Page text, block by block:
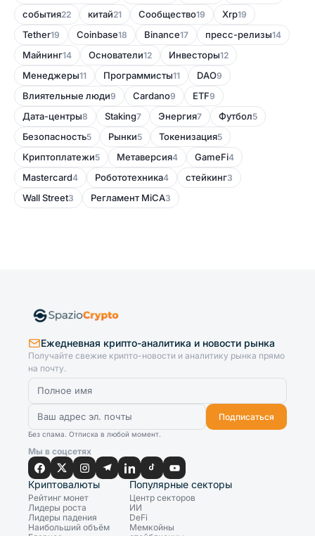
события22 китай21 Сообщество19 Xrp19
Tether19 Coinbase18 Binance17 пресс-релизы14
Майнинг14 Основатели12 Инвесторы12
Менеджеры11 Программисты11 DAO9
Влиятельные люди9 Cardano9 ETF9
Дата-центры8 Staking7 Энергия7 Футбол5
Безопасность5 Рынки5 Токенизация5
Криптоплатежи5 Метаверсия4 GameFi4
Mastercard4 Робототехника4 стейкинг3
Wall Street3 Регламент MiCA3
Ежедневная крипто-аналитика и новости рынка
Получайте свежие крипто-новости и аналитику рынка прямо
на почту.
Подписаться
Без спама. Отписка в любой момент.
Мы в соцсетях
Криптовалюты
Рейтинг монет
Лидеры роста
Лидеры падения
Наибольший объём
Популярные секторы
Центр секторов
ИИ
DeFi
Мемкойны